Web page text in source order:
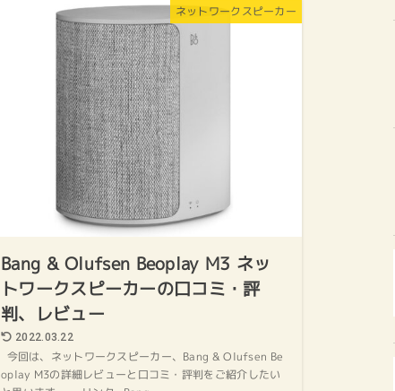
ネットワークスピーカー
Bang & Olufsen Beoplay M3 ネッ
トワークスピーカーの口コミ・評
判、レビュー
2022.03.22
今回は、ネットワークスピーカー、Bang & Olufsen Be
oplay M3の詳細レビューと口コミ・評判をご紹介したい